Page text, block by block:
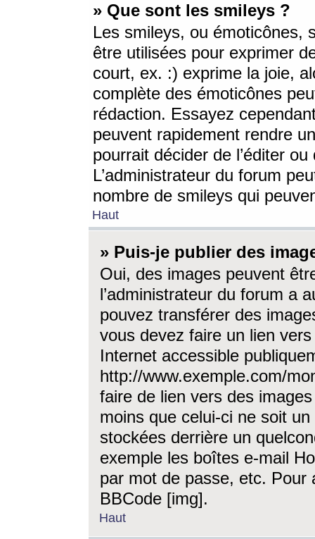
» Que sont les smileys ?
Les smileys, ou émoticônes,
être utilisées pour exprimer
court, ex. :) exprime la joie,
complète des émoticônes
rédaction. Essayez
peuvent rapidement rendre
pourrait décider de l’éditer
L’administrateur du forum
nombre de smileys qui
Haut
» Puis-je publier des
Oui, des images peuvent
l’administrateur du forum a
pouvez transférer des
vous devez faire un lien
Internet accessible
http://www.exemple.com/
faire de lien vers des
moins que celui-ci ne soit
stockées derrière un
exemple les boîtes e-mail
par mot de passe, etc. Pour
BBCode [img].
Haut